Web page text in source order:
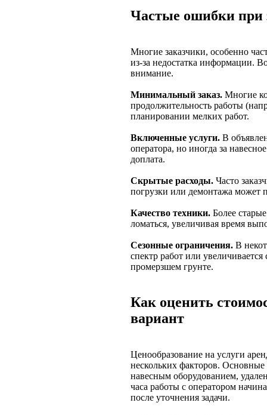
Частые ошибки при
Многие заказчики, особенно
из-за недостатка информации.
внимание.
Минимальный заказ. Многие
продолжительность работы
планировании мелких работ.
Включенные услуги. В
оператора, но иногда за
доплата.
Скрытые расходы. Часто
погрузки или демонтажа может
Качество техники. Более
ломаться, увеличивая время
Сезонные ограничения. В
спектр работ или
промерзшем грунте.
Как оценить
вариант
Ценообразование на услуги
нескольких факторов.
навесным оборудованием,
часа работы с оператором
после уточнения задачи.